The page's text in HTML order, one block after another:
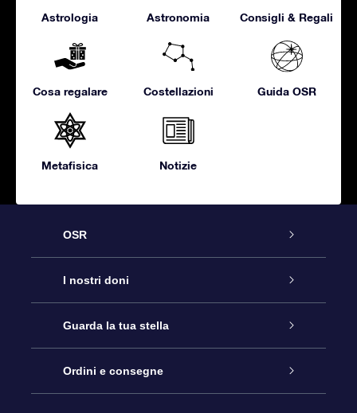
Astrologia Astronomia Consigli & Regali
Cosa regalare Costellazioni Guida OSR
Metafisica Notizie
OSR
Assistenza
Contattaci
Blog
I nostri doni
Online Star Gift
Pacchetto regalo OSR
Guarda la tua stella
Registro stellare
Ordini e consegne